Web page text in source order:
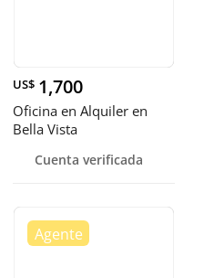
US$ 1,700
Oficina en Alquiler en
Bella Vista
Cuenta verificada